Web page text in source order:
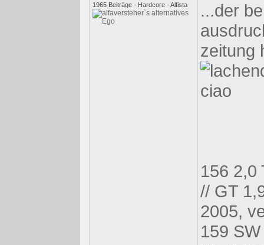
1965 Beiträge - Hardcore - Alfista
...der
zeitung
ciao
156 2,0
// GT
2005,
159